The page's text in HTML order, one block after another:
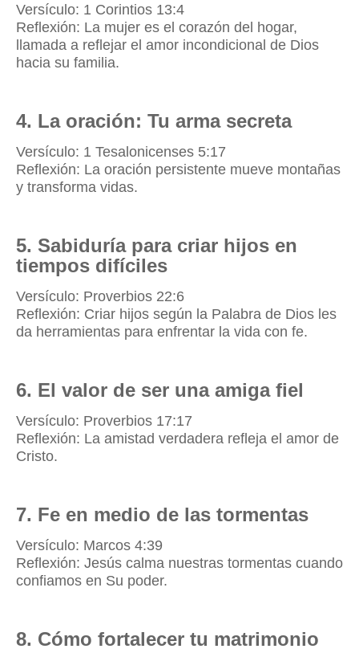
Versículo: 1 Corintios 13:4
Reflexión: La mujer es el corazón del hogar,
llamada a reflejar el amor incondicional de Dios
hacia su familia.
4. La oración: Tu arma secreta
Versículo: 1 Tesalonicenses 5:17
Reflexión: La oración persistente mueve montañas
y transforma vidas.
5. Sabiduría para criar hijos en
tiempos difíciles
Versículo: Proverbios 22:6
Reflexión: Criar hijos según la Palabra de Dios les
da herramientas para enfrentar la vida con fe.
6. El valor de ser una amiga fiel
Versículo: Proverbios 17:17
Reflexión: La amistad verdadera refleja el amor de
Cristo.
7. Fe en medio de las tormentas
Versículo: Marcos 4:39
Reflexión: Jesús calma nuestras tormentas cuando
confiamos en Su poder.
8. Cómo fortalecer tu matrimonio